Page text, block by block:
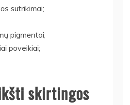
sutrikimai;
pigmentai;
poveikiai;
skirtingos